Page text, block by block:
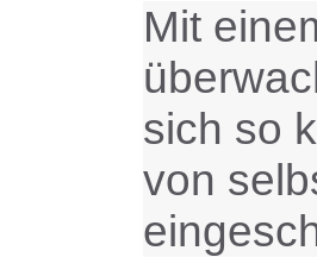
Mit
sich so
von